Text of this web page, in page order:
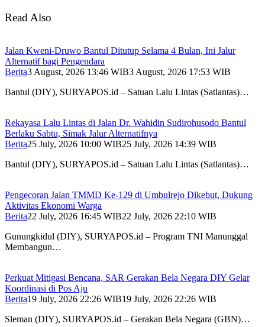
Read Also
Jalan Kweni-Druwo Bantul Ditutup Selama 4 Bulan, Ini Jalur
Alternatif bagi Pengendara
Berita3 August, 2026 13:46 WIB3 August, 2026 17:53 WIB
Bantul (DIY), SURYAPOS.id – Satuan Lalu Lintas (Satlantas)…
Rekayasa Lalu Lintas di Jalan Dr. Wahidin Sudirohusodo Bantul
Berlaku Sabtu, Simak Jalur Alternatifnya
Berita25 July, 2026 10:00 WIB25 July, 2026 14:39 WIB
Bantul (DIY), SURYAPOS.id – Satuan Lalu Lintas (Satlantas)…
Pengecoran Jalan TMMD Ke-129 di Umbulrejo Dikebut, Dukung
Aktivitas Ekonomi Warga
Berita22 July, 2026 16:45 WIB22 July, 2026 22:10 WIB
Gunungkidul (DIY), SURYAPOS.id – Program TNI Manunggal
Membangun…
Perkuat Mitigasi Bencana, SAR Gerakan Bela Negara DIY Gelar
Koordinasi di Pos Aju
Berita19 July, 2026 22:26 WIB19 July, 2026 22:26 WIB
Sleman (DIY), SURYAPOS.id – Gerakan Bela Negara (GBN)…